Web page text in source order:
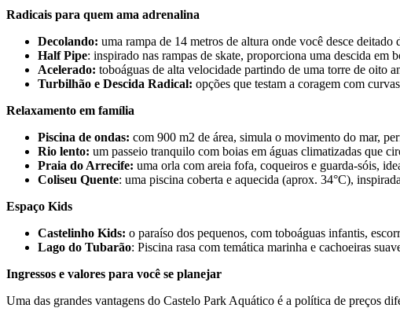
Radicais para quem ama adrenalina
Decolando: uma rampa de 14 metros de altura onde você desce deitado
Half Pipe: inspirado nas rampas de skate, proporciona uma descida em
Acelerado: toboáguas de alta velocidade partindo de uma torre de oito
Turbilhão e Descida Radical: opções que testam a coragem com
Relaxamento em família
Piscina de ondas: com 900 m2 de área, simula o movimento do mar,
Rio lento: um passeio tranquilo com boias em águas climatizadas que
Praia do Arrecife: uma orla com areia fofa, coqueiros e guarda-sóis,
Coliseu Quente: uma piscina coberta e aquecida (aprox. 34°C),
Espaço Kids
Castelinho Kids: o paraíso dos pequenos, com toboáguas infantis,
Lago do Tubarão: Piscina rasa com temática marinha e cachoeiras
Ingressos e valores para você se planejar
Uma das grandes vantagens do Castelo Park Aquático é a política de preços